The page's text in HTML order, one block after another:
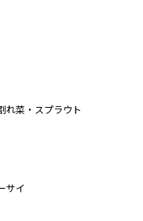
れ菜・スプラウト
サイ